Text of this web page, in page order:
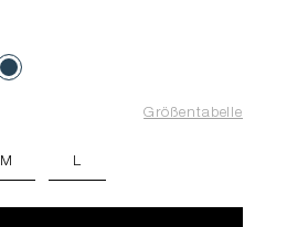
Größentabelle
M L